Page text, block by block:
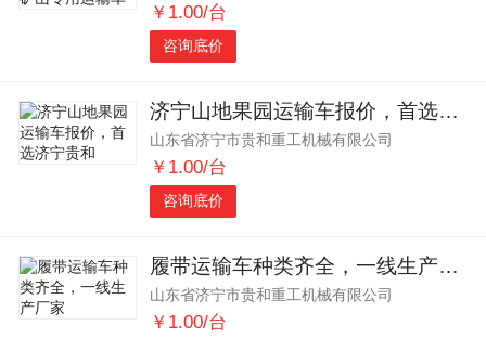
￥1.00/台
咨询底价
济宁山地果园运输车报价，首选济宁贵和
山东省济宁市贵和重工机械有限公司
￥1.00/台
咨询底价
履带运输车种类齐全，一线生产厂家
山东省济宁市贵和重工机械有限公司
￥1.00/台